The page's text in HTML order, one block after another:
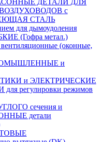
ДЕТАЛИ ДЛЯ
с
СТАЛЬ
для дымоудоления
(Гофра метал.)
(оконные,
и
и ЭЛЕКТРИЧЕСКИЕ
регулировки режимов
сечения и
детали